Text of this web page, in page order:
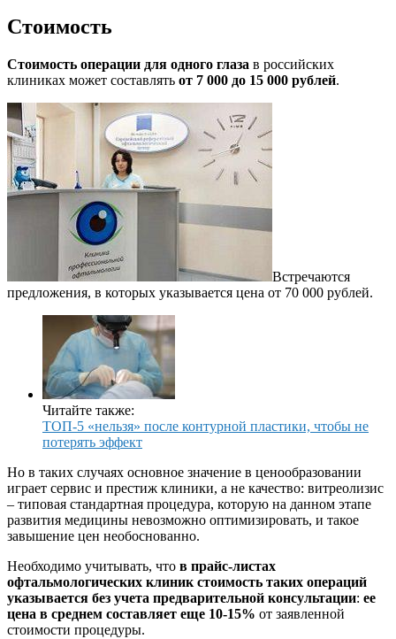
Стоимость
Стоимость операции для одного глаза в российских
клиниках может составлять от 7 000 до 15 000 рублей.
Встречаются
предложения, в которых указывается цена от 70 000 рублей.
Читайте также:
ТОП-5 «нельзя» после контурной пластики, чтобы не
потерять эффект
Но в таких случаях основное значение в ценообразовании
играет сервис и престиж клиники, а не качество: витреолизис
– типовая стандартная процедура, которую на данном этапе
развития медицины невозможно оптимизировать, и такое
завышение цен необоснованно.
Необходимо учитывать, что в прайс-листах
офтальмологических клиник стоимость таких операций
указывается без учета предварительной консультации: ее
цена в среднем составляет еще 10-15% от заявленной
стоимости процедуры.